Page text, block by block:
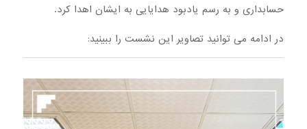
حسابداری و به رسم یادبود هدایایی به ایشان اهدا کرد.
در ادامه می توانید تصاویر این نشست را ببینید: